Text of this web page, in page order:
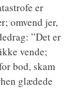
er
omvend jer,
”Det er
ven­de;
bod, skam
glæ­de­de